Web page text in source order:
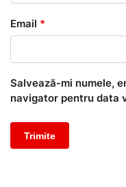
Email *
Salvează-mi numele,
navigator pentru data